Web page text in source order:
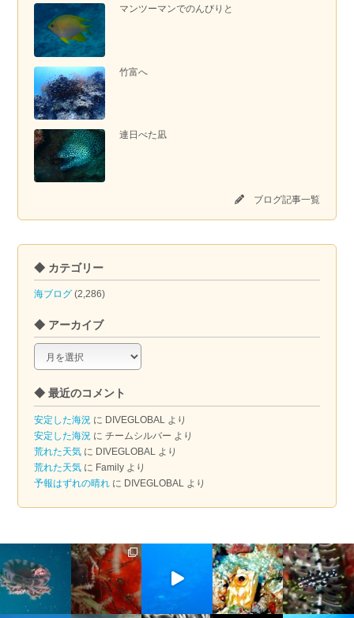
マンツーマンでのんびりと
竹富へ
連日べた凪
ブログ記事一覧
◆ カテゴリー
海ブログ (2,286)
◆ アーカイブ
ア
カ
イ
ブ
◆ 最近のコメント
安定した海況 に DIVEGLOBAL
より
安定した海況 にチームシルバー より
荒れた天気 に DIVEGLOBAL
より
荒れた天気 に Family より
予報はずれの晴れ に DIVEGLOBAL より